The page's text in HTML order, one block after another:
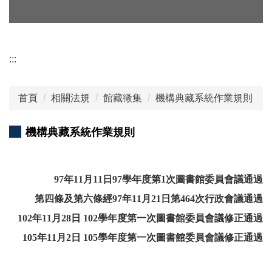
:::
首頁 相關法規 館藏徵集 機構典藏系統作業規則
機構典藏系統作業規則
97年11月11日97學年度第1次圖書館委員會議通過
第四條及第六條經97年11月21日第464次行政會議通過
102年11月28日 102學年度第一次圖書館委員會議修正通過
105年11月2日 105學年度第一次圖書館委員會議修正通過